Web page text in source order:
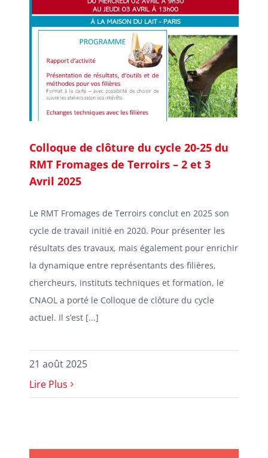
Colloque de clôture du cycle 20-25 du
RMT Fromages de Terroirs – 2 et 3
Avril 2025
Le RMT Fromages de Terroirs conclut en 2025 son
cycle de travail initié en 2020. Pour présenter les
résultats des travaux, mais également pour enrichir
la dynamique entre représentants des filières,
chercheurs, instituts techniques et formation, le
CNAOL a porté le Colloque de clôture du cycle
actuel. Il s’est [...]
21 août 2025
Lire Plus